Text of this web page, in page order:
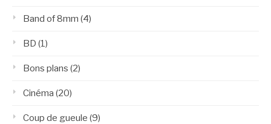
Band of 8mm (4)
BD (1)
Bons plans (2)
Cinéma (20)
Coup de gueule (9)